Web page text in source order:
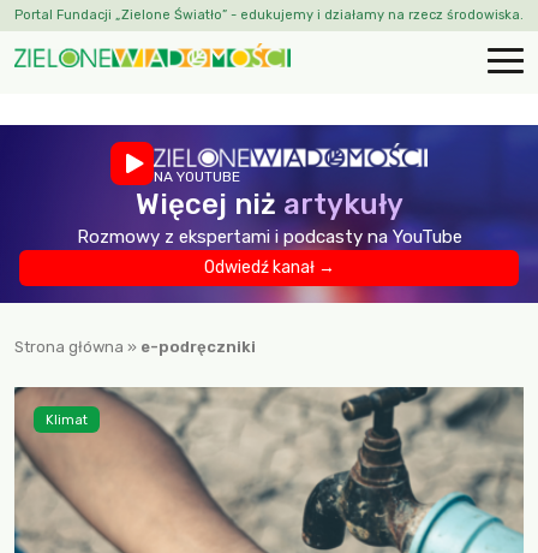
Portal Fundacji „Zielone Światło” - edukujemy i działamy na rzecz środowiska.
NA YOUTUBE
Więcej niż artykuły
Rozmowy z ekspertami i podcasty na YouTube
Odwiedź kanał →
Strona główna » e-podręczniki
Klimat